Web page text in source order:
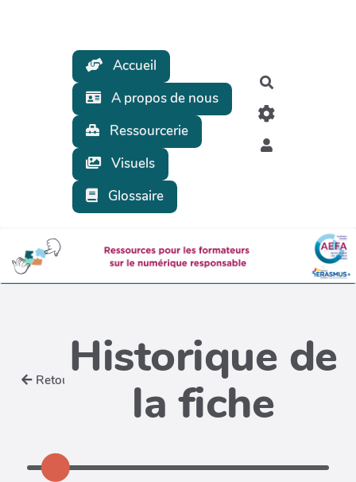
Accueil
A propos de nous
Ressourcerie
Visuels
Glossaire
Retour Historique de
la fiche